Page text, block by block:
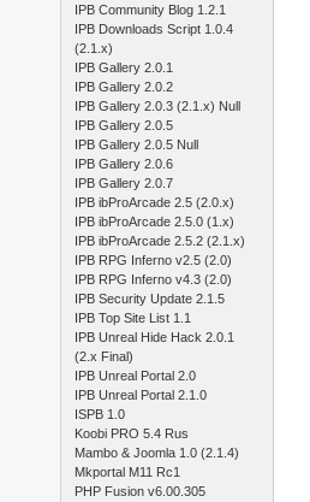
IPB Community Blog 1.2.1
IPB Downloads Script 1.0.4
(2.1.x)
IPB Gallery 2.0.1
IPB Gallery 2.0.2
IPB Gallery 2.0.3 (2.1.x) Null
IPB Gallery 2.0.5
IPB Gallery 2.0.5 Null
IPB Gallery 2.0.6
IPB Gallery 2.0.7
IPB ibProArcade 2.5 (2.0.x)
IPB ibProArcade 2.5.0 (1.x)
IPB ibProArcade 2.5.2 (2.1.x)
IPB RPG Inferno v2.5 (2.0)
IPB RPG Inferno v4.3 (2.0)
IPB Security Update 2.1.5
IPB Top Site List 1.1
IPB Unreal Hide Hack 2.0.1
(2.x Final)
IPB Unreal Portal 2.0
IPB Unreal Portal 2.1.0
ISPB 1.0
Koobi PRO 5.4 Rus
Mambo & Joomla 1.0 (2.1.4)
Mkportal M11 Rc1
PHP Fusion v6.00.305